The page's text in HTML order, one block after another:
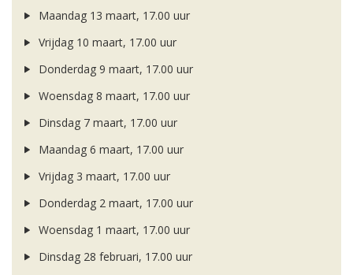
Maandag 13 maart, 17.00 uur
Vrijdag 10 maart, 17.00 uur
Donderdag 9 maart, 17.00 uur
Woensdag 8 maart, 17.00 uur
Dinsdag 7 maart, 17.00 uur
Maandag 6 maart, 17.00 uur
Vrijdag 3 maart, 17.00 uur
Donderdag 2 maart, 17.00 uur
Woensdag 1 maart, 17.00 uur
Dinsdag 28 februari, 17.00 uur